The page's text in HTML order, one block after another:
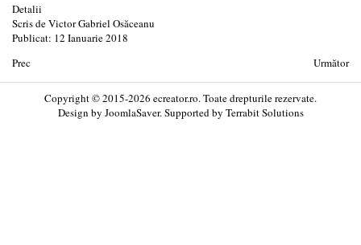
Detalii
Scris deVictor Gabriel Osăceanu
Publicat: 12 Ianuarie 2018
Prec
Următor
Copyright © 2015-2026 ecreator.ro. Toate drepturile rezervate.
Design by JoomlaSaver. Supported by Terrabit Solutions